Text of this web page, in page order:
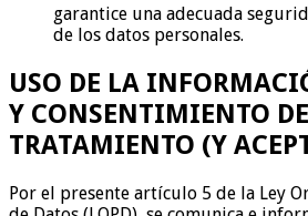
garantice una adecuada
de los datos personales.
USO DE LA
Y CONSENTIMIENTO
TRATAMIENTO (Y
Por el presente artículo 5 de la Ley